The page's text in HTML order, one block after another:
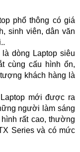
phổ thông có giá
sinh viên, dân văn
dòng Laptop siêu
cùng cấu hình ổn,
khách hàng là
mới được ra
người làm sáng
rất cao, thường
Series và có mức